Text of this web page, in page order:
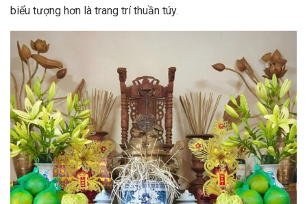
biểu tượng hơn là trang trí thuần túy.